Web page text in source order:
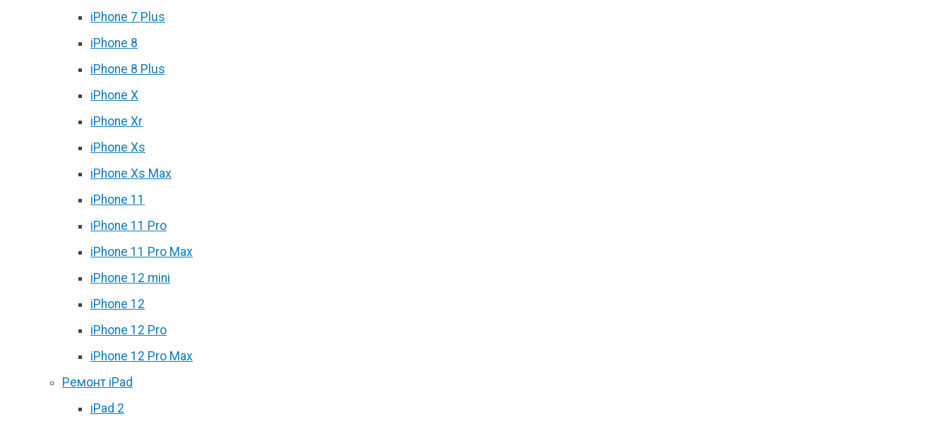
iPhone 7 Plus
iPhone 8
iPhone 8 Plus
iPhone X
iPhone Xr
iPhone Xs
iPhone Xs Max
iPhone 11
iPhone 11 Pro
iPhone 11 Pro Max
iPhone 12 mini
iPhone 12
iPhone 12 Pro
iPhone 12 Pro Max
Ремонт iPad
iPad 2